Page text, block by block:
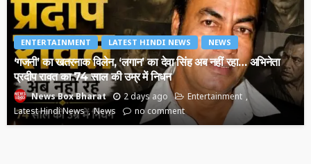
ENTERTAINMENT LATEST HINDI NEWS NEWS
‘गजनी’ का खतरनाक विलेन, ‘लगान’ का देवा सिंह अब नहीं रहा… अभिनेता
प्रदीप रावत का 74 साल की उम्र में निधन
News Box Bharat 2 days ago
Entertainment
Latest Hindi News
News no comment